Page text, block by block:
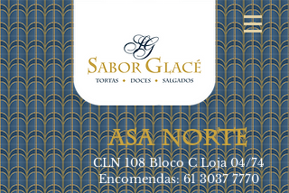
ASA NORTE
CLN 108 Bloco C Loja 04/74
Encomendas:61 3037 7770